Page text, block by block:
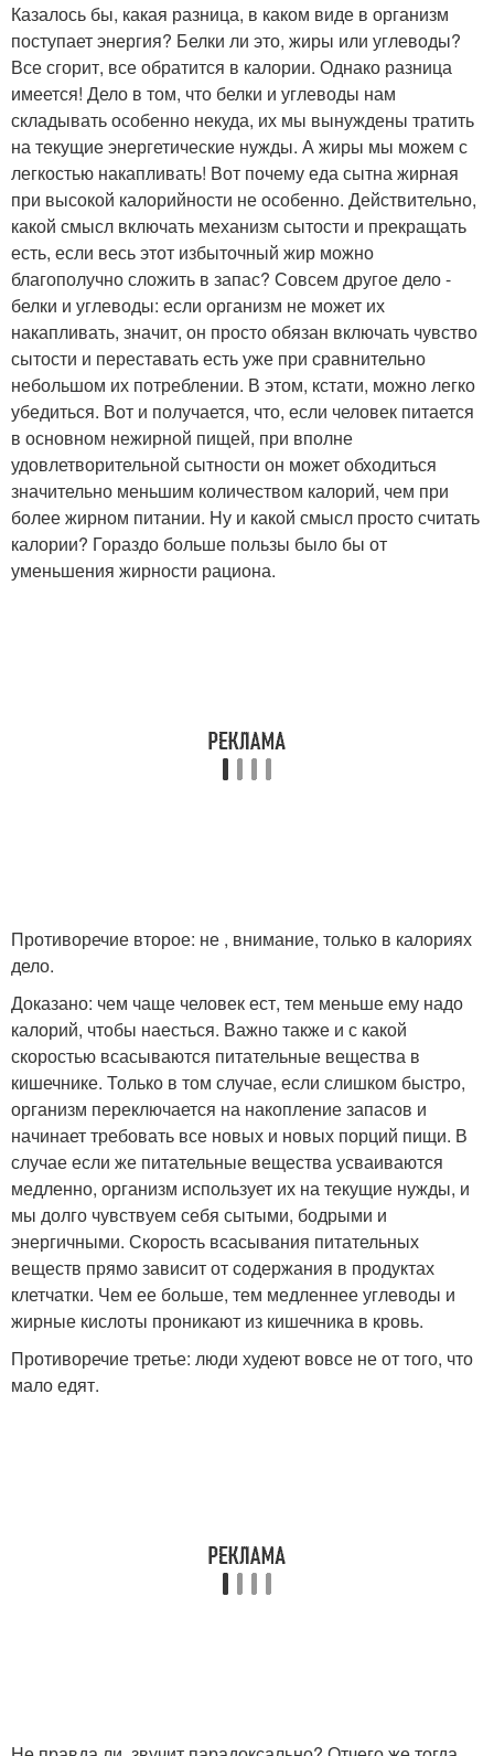
Казалось бы, какая разница, в каком виде в организм
поступает энергия? Белки ли это, жиры или углеводы?
Все сгорит, все обратится в калории. Однако разница
имеется! Дело в том, что белки и углеводы нам
складывать особенно некуда, их мы вынуждены тратить
на текущие энергетические нужды. А жиры мы можем с
легкостью накапливать! Вот почему еда сытна жирная
при высокой калорийности не особенно. Действительно,
какой смысл включать механизм сытости и прекращать
есть, если весь этот избыточный жир можно
благополучно сложить в запас? Совсем другое дело -
белки и углеводы: если организм не может их
накапливать, значит, он просто обязан включать чувство
сытости и переставать есть уже при сравнительно
небольшом их потреблении. В этом, кстати, можно легко
убедиться. Вот и получается, что, если человек питается
в основном нежирной пищей, при вполне
удовлетворительной сытности он может обходиться
значительно меньшим количеством калорий, чем при
более жирном питании. Ну и какой смысл просто считать
калории? Гораздо больше пользы было бы от
уменьшения жирности рациона.
Противоречие второе: не , внимание, только в калориях
дело.
Доказано: чем чаще человек ест, тем меньше ему надо
калорий, чтобы наесться. Важно также и с какой
скоростью всасываются питательные вещества в
кишечнике. Только в том случае, если слишком быстро,
организм переключается на накопление запасов и
начинает требовать все новых и новых порций пищи. В
случае если же питательные вещества усваиваются
медленно, организм использует их на текущие нужды, и
мы долго чувствуем себя сытыми, бодрыми и
энергичными. Скорость всасывания питательных
веществ прямо зависит от содержания в продуктах
клетчатки. Чем ее больше, тем медленнее углеводы и
жирные кислоты проникают из кишечника в кровь.
Противоречие третье: люди худеют вовсе не от того, что
мало едят.